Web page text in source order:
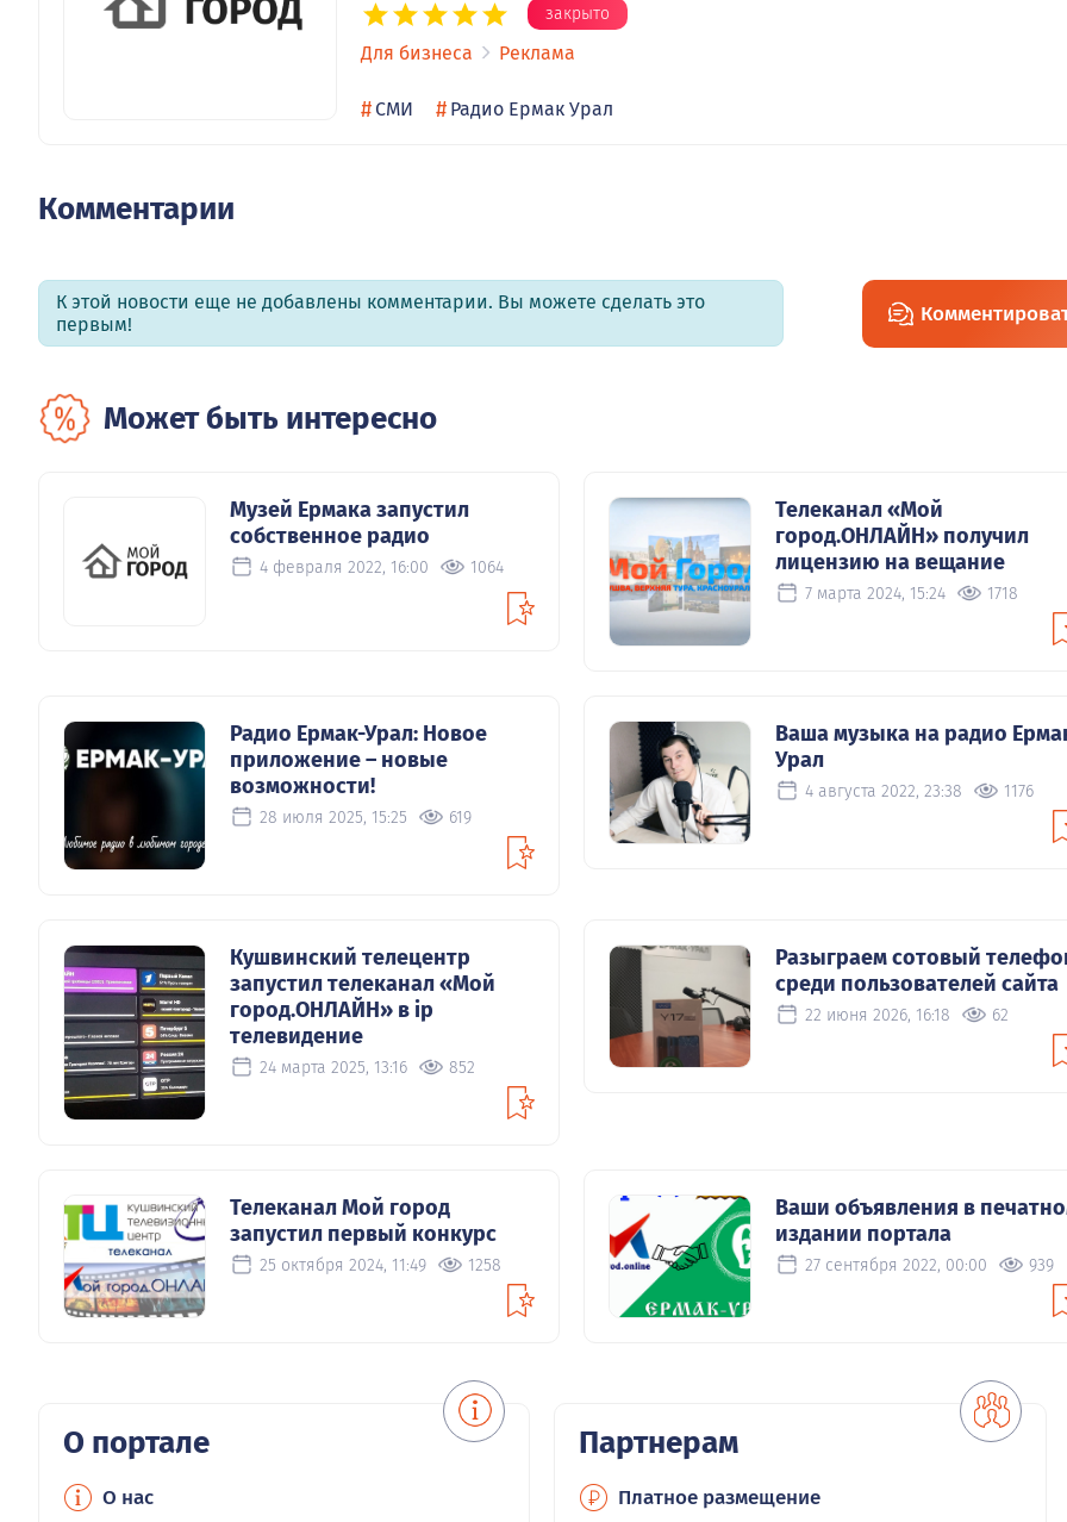
закрыто
Для бизнеса Реклама
# СМИ # Радио Ермак Урал
Комментарии
К этой новости еще не добавлены комментарии. Вы можете сделать это
первым!
Может быть интересно
Музей Ермака запустил
собственное радио
4 февраля 2022, 16:00 1064
Телеканал «Мой
город.ОНЛАЙН» получил
лицензию на вещание
7 марта 2024, 15:24 1718
Радио Ермак-Урал: Новое
приложение – новые
возможности!
28 июля 2025, 15:25 619
Ваша музыка на радио
Урал
4 августа 2022, 23:38 1176
Кушвинский телецентр
запустил телеканал «Мой
город.ОНЛАЙН» в ip
телевидение
24 марта 2025, 13:16 852
Разыграем сотовый
среди пользователей сайта
22 июня 2026, 16:18 62
Телеканал Мой город
запустил первый конкурс
25 октября 2024, 11:49 1258
Ваши объявления в
издании портала
27 сентября 2022, 00:00 939
О портале
О нас
Партнерам
Платное размещение